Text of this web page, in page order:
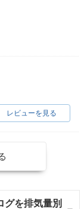
レビューを見る
グを排気量別